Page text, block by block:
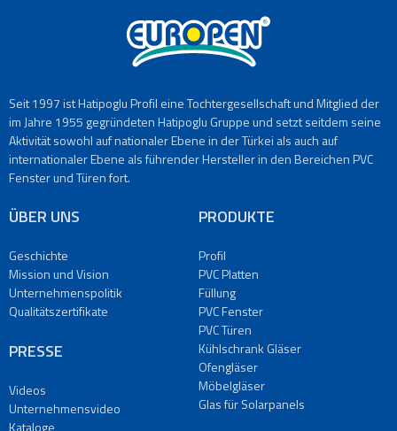
Unternehmensvideo
KONTAKT
Kontaktieren
Sie
Uns
Unsere
|
EN
|
FR
IT
Seit 1997 ist Hatipoglu Profil eine Tochtergesellschaft und Mitglied der
im Jahre 1955 gegründeten Hatipoglu Gruppe und setzt seitdem seine
Aktivität sowohl auf nationaler Ebene in der Türkei als auch auf
internationaler Ebene als führender Hersteller in den Bereichen PVC
Fenster und Türen fort.
ÜBER UNS
Geschichte
Mission und Vision
Unternehmenspolitik
Qualitätszertifikate
PRESSE
Videos
Unternehmensvideo
Kataloge
PRODUKTE
Profil
PVC Platten
Füllung
PVC Fenster
PVC Türen
Kühlschrank Gläser
Ofengläser
Möbelgläser
Glas für Solarpanels